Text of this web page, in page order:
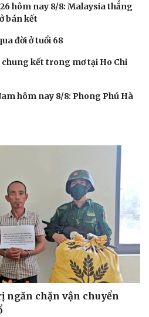
Thời trang
hôm nay 8/8: Malaysia thắng
bán kết
đời ở tuổi 68
kết trong mơ tại Ho Chi
hôm nay 8/8: Phong Phú Hà
ngăn chặn vận chuyển